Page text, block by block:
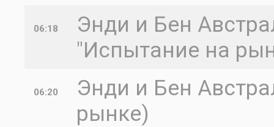
06:18
Энди и Бен
"Испытание на
06:20
Энди и Бен
рынке)